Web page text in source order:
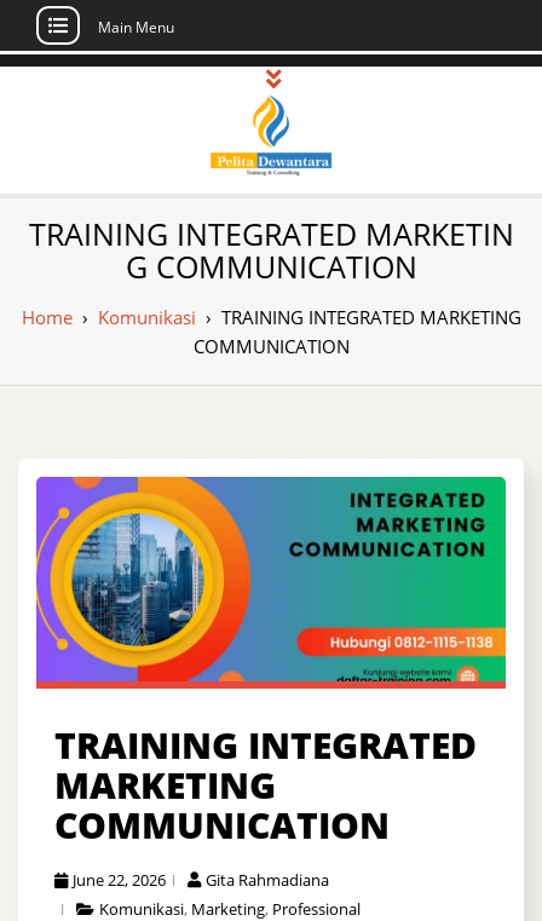
Skip
Main Menu
Pusat Pelatihan
dan Sertifikasi –
Daftar Training
Indonesia
Sertifikasi di Indonesia
TRAINING INTEGRATED MARKETIN
G COMMUNICATION
Home› Komunikasi › TRAINING INTEGRATED MARKETING
COMMUNICATION
TRAINING INTEGRATED
MARKETING
COMMUNICATION
June 22, 2026
Gita Rahmadiana
Komunikasi, Marketing, Professional